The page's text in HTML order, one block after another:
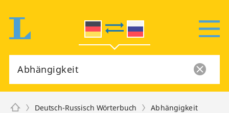
Deutsch-Russisch Wörterbuch Abhängigkeit